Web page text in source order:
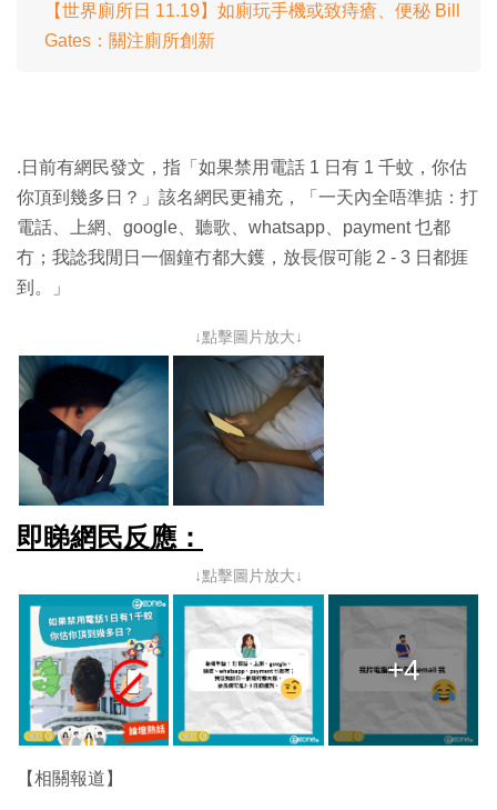
【世界廁所日 11.19】如廁玩手機或致痔瘡、便秘 Bill
Gates：關注廁所創新
.日前有網民發文，指「如果禁用電話 1 日有 1 千蚊，你估
你頂到幾多日？」該名網民更補充，「一天內全唔準掂：打
電話、上網、google、聽歌、whatsapp、payment 乜都
冇；我諗我閒日一個鐘冇都大鑊，放長假可能 2 - 3 日都捱
到。」
↓點擊圖片放大↓
即睇網民反應：
↓點擊圖片放大↓
+4
【相關報道】